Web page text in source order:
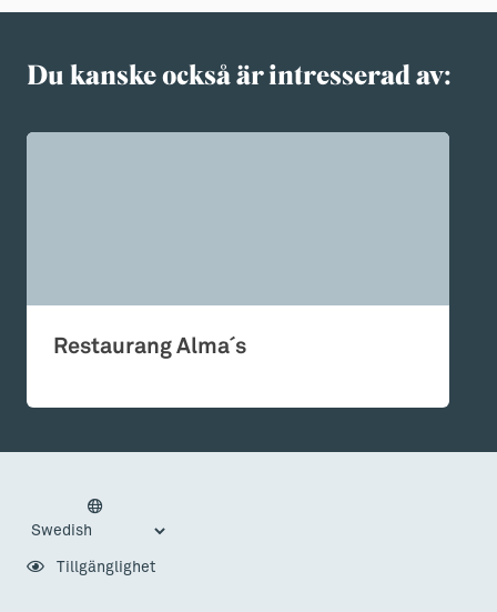
Du kanske också är intresserad av:
Restaurang Alma´s
Tillgänglighet